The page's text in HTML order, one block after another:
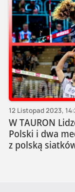
12 Listopad 2023,
W TAURON
Polski i dwa
z polską